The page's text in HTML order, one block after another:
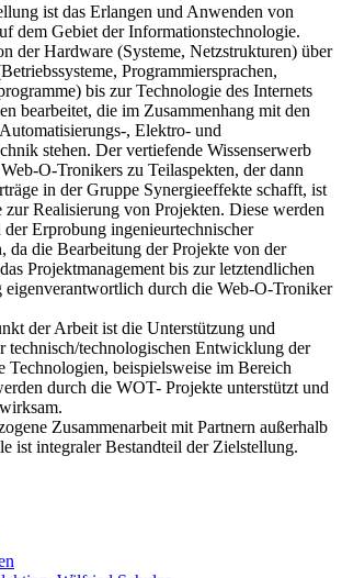
ist das Erlangen und Anwenden von
dem Gebiet der Informationstechnologie.
der Hardware (Systeme, Netzstrukturen) über
Programmiersprachen,
bis zur Technologie des Internets
bearbeitet, die im Zusammenhang mit den
, Elektro- und
stehen. Der vertiefende Wissenserwerb
O-Tronikers zu Teilaspekten, der dann
in der Gruppe Synergieeffekte schafft, ist
zur Realisierung von Projekten. Diese werden
der Erprobung ingenieurtechnischer
da die Bearbeitung der Projekte von der
Projektmanagement bis zur letztendlichen
durch die Web-O-Troniker
der Arbeit ist die Unterstützung und
technisch/technologischen Entwicklung der
Technologien, beispielsweise im Bereich
durch die WOT- Projekte unterstützt und
Zusammenarbeit mit Partnern außerhalb
ist integraler Bestandteil der Zielstellung.